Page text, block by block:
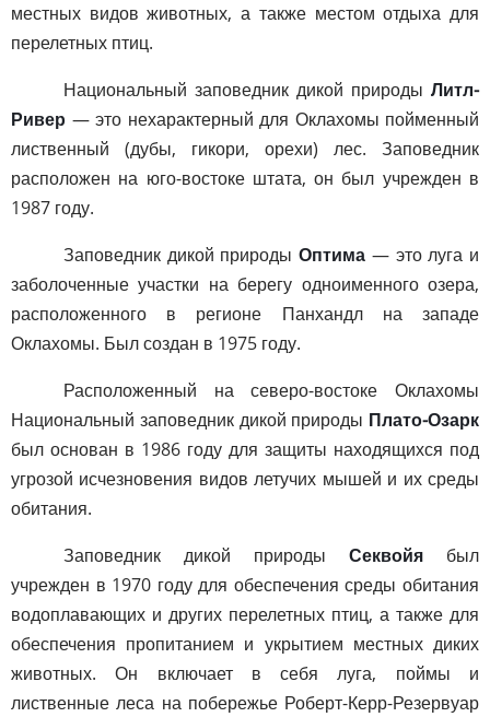
местных видов животных, а также местом отдыха для
перелетных птиц.
Национальный заповедник дикой природы Литл-
Ривер — это нехарактерный для Оклахомы пойменный
лиственный (дубы, гикори, орехи) лес. Заповедник
расположен на юго-востоке штата, он был учрежден в
1987 году.
Заповедник дикой природыОптима — это луга и
заболоченные участки на берегу одноименного озера,
расположенного в регионе Панхандл на западе
Оклахомы. Был создан в 1975 году.
Расположенный на северо-востоке Оклахомы
Национальный заповедник дикой природы Плато-Озарк
был основан в 1986 году для защиты находящихся под
угрозой исчезновения видов летучих мышей и их среды
обитания.
Заповедник дикой природы Секвойя был
учрежден в 1970 году для обеспечения среды обитания
водоплавающих и других перелетных птиц, а также для
обеспечения пропитанием и укрытием местных диких
животных. Он включает в себя луга, поймы и
лиственные леса на побережье Роберт-Керр-Резервуар